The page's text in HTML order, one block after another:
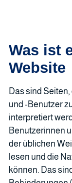
Was ist
Website
Das sind
und -Benutzer
interpretiert
Benutzerinnen
der üblichen
lesen und die
können. Das